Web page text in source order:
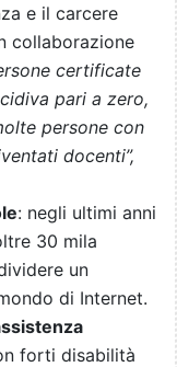
e il carcere
collaborazione
certificate
pari a zero,
persone con
docenti”,
: negli ultimi anni
30 mila
un
di Internet.
forti disabilità